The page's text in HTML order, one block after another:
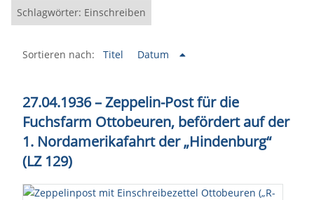
Schlagwörter: Einschreiben
Sortieren nach: Titel Datum
27.04.1936–Zeppelin-Post für die
Fuchsfarm Ottobeuren, befördert auf der
1. Nordamerikafahrt der „Hindenburg“
(LZ 129)